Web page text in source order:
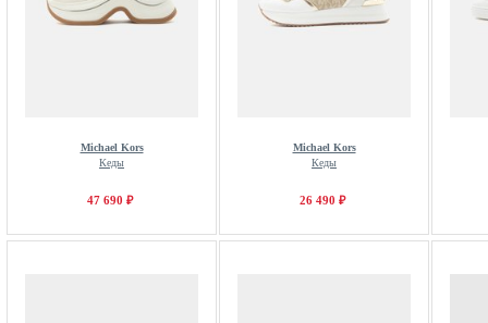
Michael Kors
Кеды
47 690 ₽
Michael Kors
Кеды
26 490 ₽